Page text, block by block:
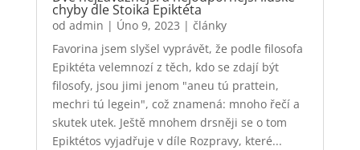
chyby dle Stoika Epiktéta
od admin | Úno 9, 2023 | články
Favorina jsem slyšel vyprávět, že podle filosofa
Epiktéta velemnozí z těch, kdo se zdají být
filosofy, jsou jimi jenom "aneu tú prattein,
mechri tú legein", což znamená: mnoho řečí a
skutek utek. Ještě mnohem drsněji se o tom
Epiktétos vyjadřuje v díle Rozpravy, které...